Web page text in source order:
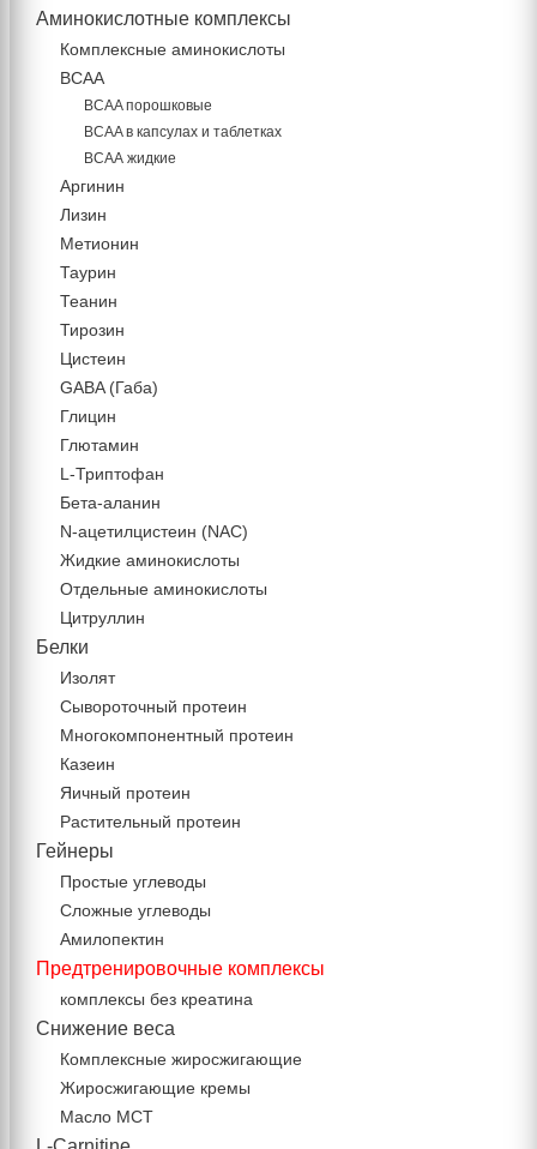
Аминокислотные комплексы
Комплексные аминокислоты
BCAA
BCAA порошковые
BCAA в капсулах и таблетках
ВСАА жидкие
Аргинин
Лизин
Метионин
Таурин
Теанин
Тирозин
Цистеин
GABA (Габа)
Глицин
Глютамин
L-Триптофан
Бета-аланин
N-ацетилцистеин (NAC)
Жидкие аминокислоты
Отдельные аминокислоты
Цитруллин
Белки
Изолят
Сывороточный протеин
Многокомпонентный протеин
Казеин
Яичный протеин
Растительный протеин
Гейнеры
Простые углеводы
Сложные углеводы
Амилопектин
Предтренировочные комплексы
комплексы без креатина
Снижение веса
Комплексные жиросжигающие
Жиросжигающие кремы
Масло МСТ